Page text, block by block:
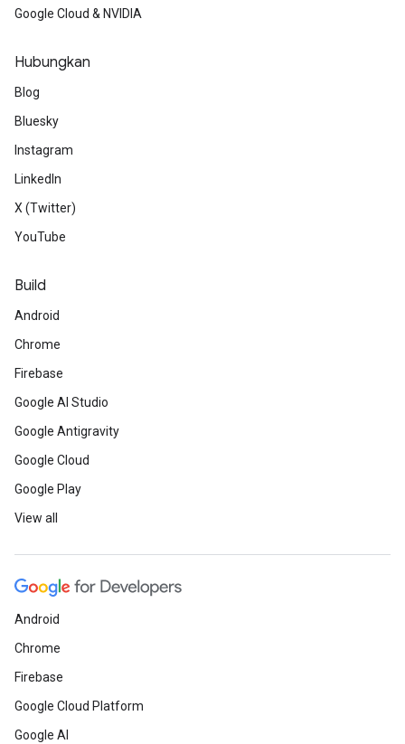
Google Cloud & NVIDIA
Hubungkan
Blog
Bluesky
Instagram
LinkedIn
X (Twitter)
YouTube
Build
Android
Chrome
Firebase
Google AI Studio
Google Antigravity
Google Cloud
Google Play
View all
Android
Chrome
Firebase
Google Cloud Platform
Google AI